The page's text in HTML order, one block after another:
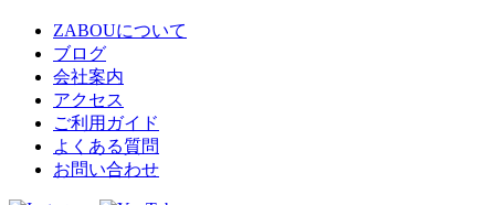
ZABOUについて
ブログ
会社案内
アクセス
ご利用ガイド
よくある質問
お問い合わせ